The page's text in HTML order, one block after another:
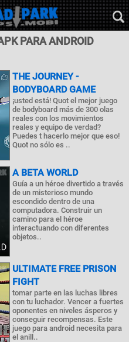
PARA ANDROID
THE JOURNEY -
BODYBOARD GAME
¡usted está! Quot el mejor juego
de bodyboard más de 300 olas
reales con los movimientos
reales y equipo de verdad?
Puedes t hacerlo mejor que eso!
Quot no sólo es ..
A BETA WORLD
Guía a un héroe divertido a través
de un misterioso mundo
escondido dentro de una
computadora. Construir un
camino para el héroe
interactuando con diferentes
objetos..
ULTIMATE FREE PRISON
FIGHT
tomar parte en las luchas libres
con tu luchador. Vencer a fuertes
oponentes en niveles ásperos y
conseguir recompensas. Este
juego para android necesita para
el anill..